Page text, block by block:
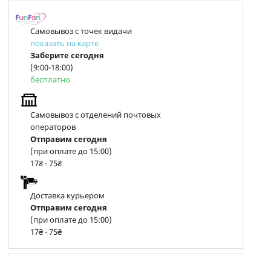
Самовывоз с точек видачи
показать на карте
Заберите сегодня
(9:00-18:00)
бесплатно
Самовывоз с отделений почтовых
операторов
Отправим сегодня
(при оплате до 15:00)
17₴ - 75₴
Доставка курьером
Отправим сегодня
(при оплате до 15:00)
17₴ - 75₴